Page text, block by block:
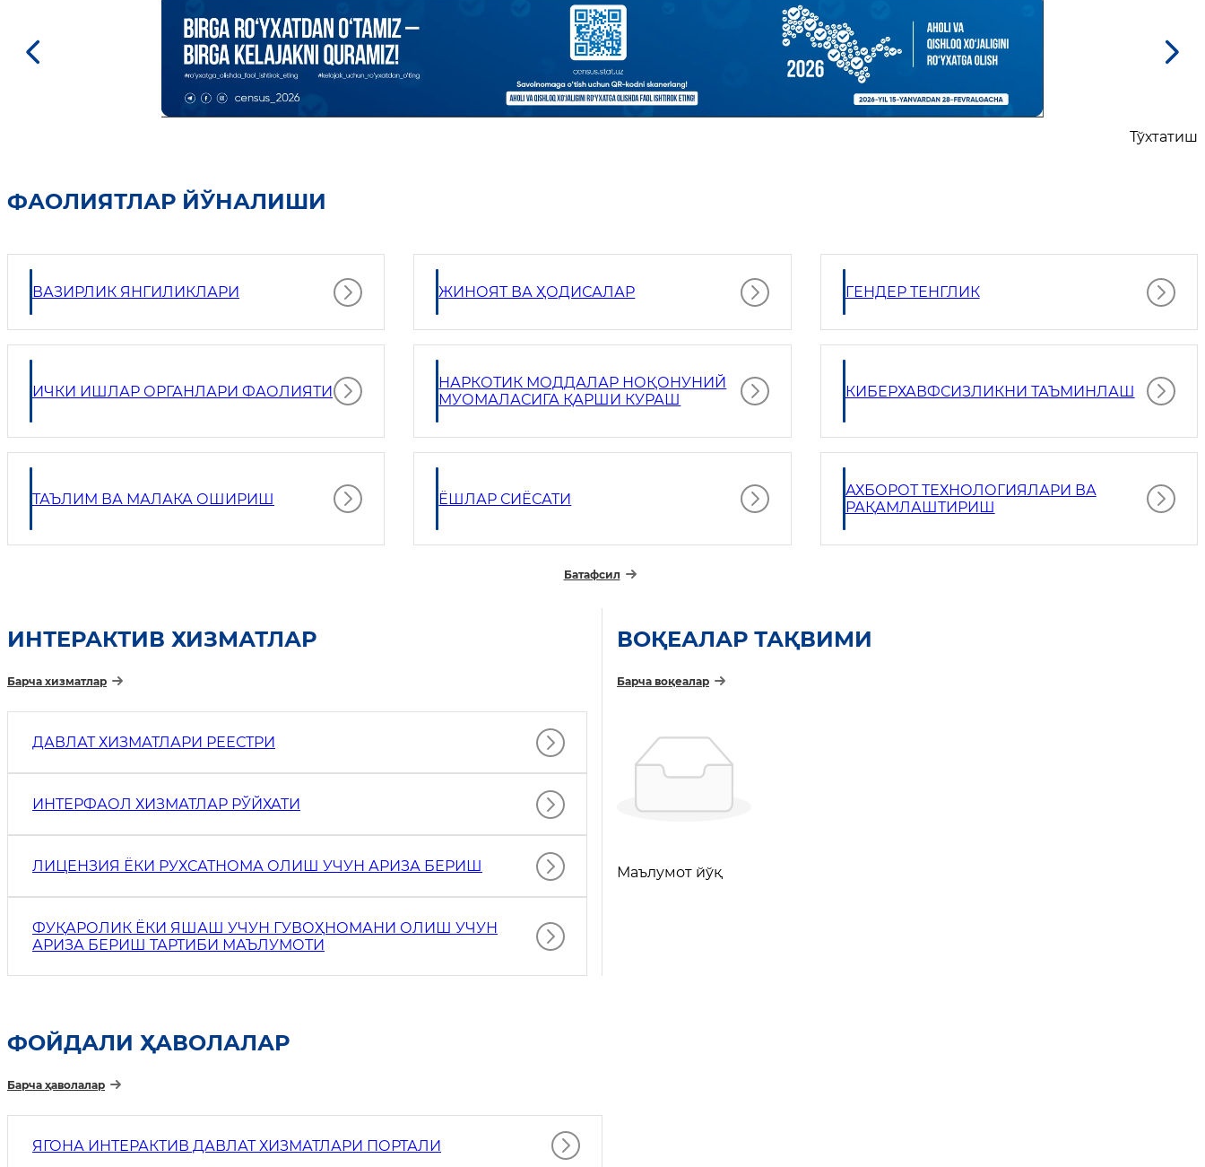
Тўхтатиш
ФАОЛИЯТЛАР ЙЎНАЛИШИ
ВАЗИРЛИК ЯНГИЛИКЛАРИ ЖИНОЯТ ВА ҲОДИСАЛАР ГЕНДЕР ТЕНГЛИК
ИЧКИ ИШЛАР ОРГАНЛАРИ ФАОЛИЯТИ
НАРКОТИК МОДДАЛАР НОҚОНУНИЙ
МУОМАЛАСИГА ҚАРШИ КУРАШ
КИБЕРХАВФСИЗЛИКНИ ТАЪМИНЛАШ
ТАЪЛИМ ВА МАЛАКА ОШИРИШ ЁШЛАР СИЁСАТИ
АХБОРОТ ТЕХНОЛОГИЯЛАРИ ВА
РАҚАМЛАШТИРИШ
Батафсил
ИНТEРАКТИВ ХИЗМАТЛАР
Барча хизматлар
ДАВЛАТ ХИЗМАТЛАРИ РЕЕСТРИ
ИНТЕРФАОЛ ХИЗМАТЛАР РЎЙХАТИ
ЛИЦЕНЗИЯ ЁКИ РУХСАТНОМА ОЛИШ УЧУН АРИЗА БЕРИШ
ФУҚАРОЛИК ЁКИ ЯШАШ УЧУН ГУВОҲНОМАНИ ОЛИШ УЧУН
АРИЗА БЕРИШ ТАРТИБИ МАЪЛУМОТИ
ВОҚЕАЛАР ТАҚВИМИ
Барча воқеалар
Маълумот йўқ
ФОЙДАЛИ ҲАВОЛАЛАР
Барча ҳаволалар
ЯГОНА ИНТЕРАКТИВ ДАВЛАТ ХИЗМАТЛАРИ ПОРТАЛИ